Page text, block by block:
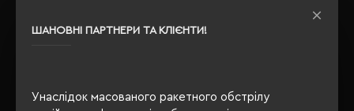
ШАНОВНІ ПАРТНЕРИ ТА КЛІЄНТИ!
Унаслідок масованого ракетного обстрілу
ОПИС